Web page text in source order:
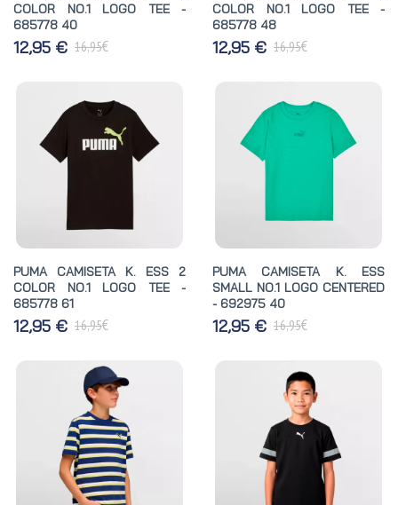
COLOR NO.1 LOGO TEE -
685778 40
12,95 € 16,95€
COLOR NO.1 LOGO TEE -
685778 48
12,95 € 16,95€
PUMA CAMISETA K. ESS 2
COLOR NO.1 LOGO TEE -
685778 61
12,95 € 16,95€
PUMA CAMISETA K. ESS
SMALL NO.1 LOGO CENTERED
- 692975 40
12,95 € 16,95€